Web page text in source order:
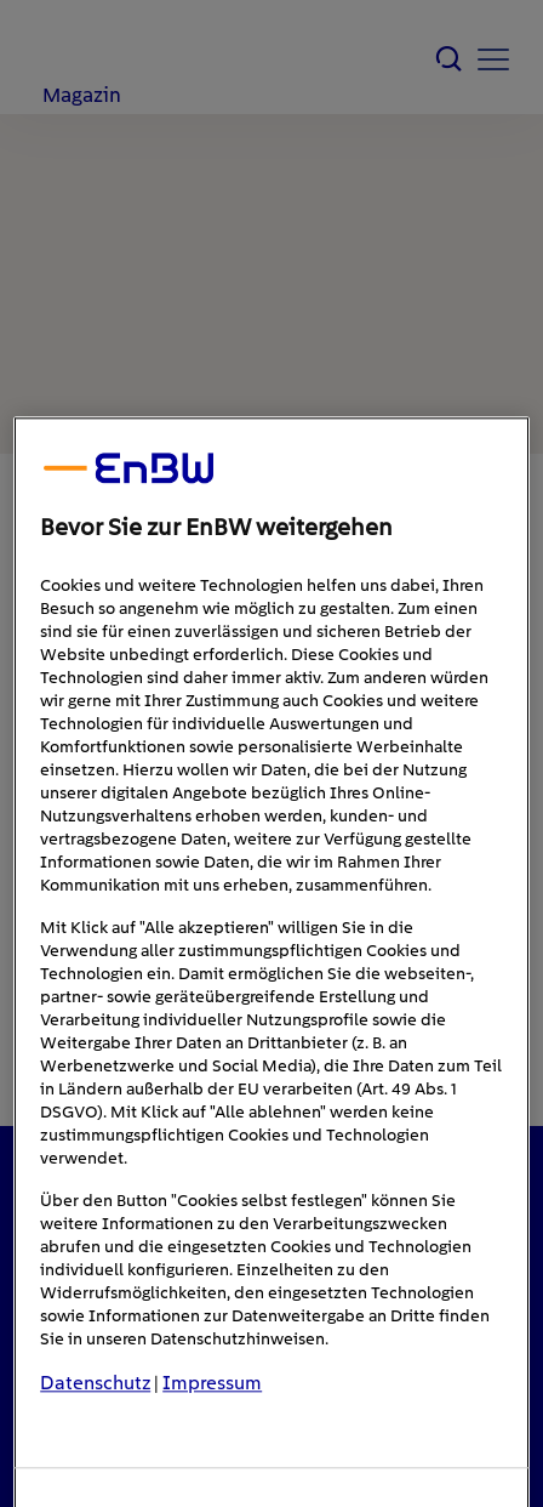
Magazin
5. Mai 2021 1min
Frau packt Klamotten
Das könnte Sie auch interessieren
Bevor Sie zur EnBW weitergehen
Cookies und weitere Technologien helfen uns dabei, Ihren
Besuch so angenehm wie möglich zu gestalten. Zum einen
sind sie für einen zuverlässigen und sicheren Betrieb der
Website unbedingt erforderlich. Diese Cookies und
Technologien sind daher immer aktiv. Zum anderen würden
wir gerne mit Ihrer Zustimmung auch Cookies und weitere
Technologien für individuelle Auswertungen und
Komfortfunktionen sowie personalisierte Werbeinhalte
einsetzen. Hierzu wollen wir Daten, die bei der Nutzung
unserer digitalen Angebote bezüglich Ihres Online-
Nutzungsverhaltens erhoben werden, kunden- und
vertragsbezogene Daten, weitere zur Verfügung gestellte
Informationen sowie Daten, die wir im Rahmen Ihrer
Kommunikation mit uns erheben, zusammenführen.
Mit Klick auf "Alle akzeptieren" willigen Sie in die
Verwendung aller zustimmungspflichtigen Cookies und
Technologien ein. Damit ermöglichen Sie die webseiten-,
partner- sowie geräteübergreifende Erstellung und
Verarbeitung individueller Nutzungsprofile sowie die
Weitergabe Ihrer Daten an Drittanbieter (z. B. an
Werbenetzwerke und Social Media), die Ihre Daten zum Teil
in Ländern außerhalb der EU verarbeiten (Art. 49 Abs. 1
DSGVO). Mit Klick auf "Alle ablehnen" werden keine
zustimmungspflichtigen Cookies und Technologien
verwendet.
Über den Button "Cookies selbst festlegen" können Sie
weitere Informationen zu den Verarbeitungszwecken
abrufen und die eingesetzten Cookies und Technologien
individuell konfigurieren. Einzelheiten zu den
Widerrufsmöglichkeiten, den eingesetzten Technologien
sowie Informationen zur Datenweitergabe an Dritte finden
Sie in unseren Datenschutzhinweisen.
Datenschutz |Impressum